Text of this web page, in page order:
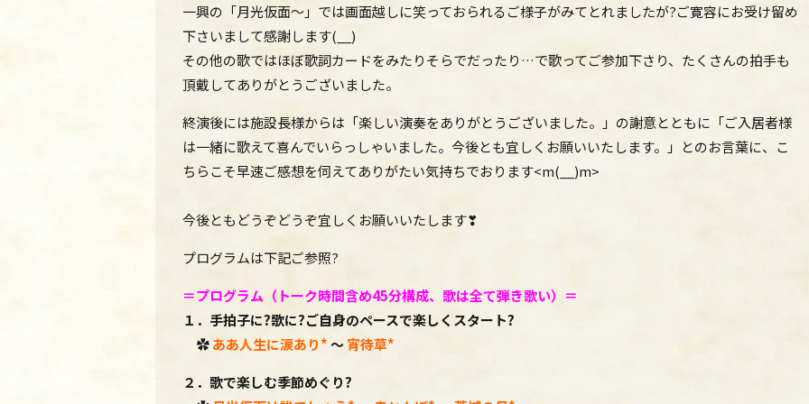
一興の「月光仮面～」では画面越しに笑っておられるご様子がみてとれましたが?ご寛容にお受け留め
下さいまして感謝します(__)
その他の歌ではほぼ歌詞カードをみたりそらでだったり…で歌ってご参加下さり、たくさんの拍手も
頂戴してありがとうございました。
終演後には施設長様からは「楽しい演奏をありがとうございました。」の謝意とともに「ご入居者様
は一緒に歌えて喜んでいらっしゃいました。今後とも宜しくお願いいたします。」とのお言葉に、こ
ちらこそ早速ご感想を伺えてありがたい気持ちでおります<m(__)m>
今後ともどうぞどうぞ宜しくお願いいたします❣
プログラムは下記ご参照?
＝プログラム（トーク時間含め45分構成、 歌は全て弾き歌い）＝
１．手拍子に?歌に?ご自身のペースで楽しくスタート?
✿ああ人生に涙あり*～ 宵待草*
２．歌で楽しむ季節めぐり?